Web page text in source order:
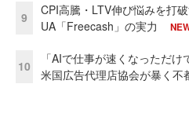
9
CPI高騰・LTV伸び悩みを打
UA「Freecash」の実力
10
「AIで仕事が速くなっただ
米国広告代理店協会が暴く不